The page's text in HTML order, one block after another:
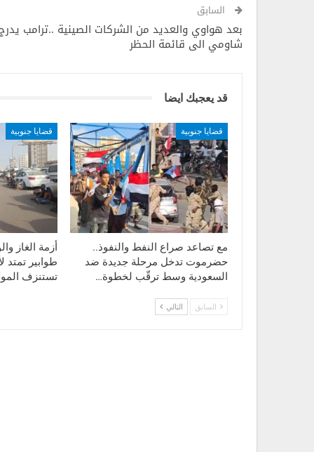
السابق
بعد هواوي والعديد من الشركات الصينية ..ترامب
شاومي الى قائمة الحظر
قد يعجبك ايضا
قضايا جنوبية
مع تصاعد صراع النفط والنفوذ..
حضرموت تدخل مرحلة جديدة ضد
السعودية وسط ترقّب لخطوة…
قضايا جنوبية
أزمة الغاز
طوابير تمتد
تستنزف
السابق التالي